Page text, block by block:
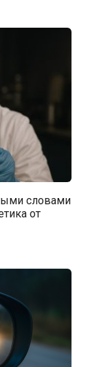
словами
от